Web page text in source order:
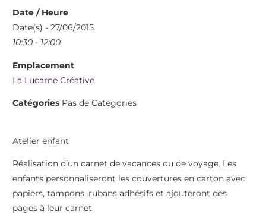
Date / Heure
Date(s) - 27/06/2015
10:30 - 12:00
Emplacement
La Lucarne Créative
Catégories Pas de Catégories
Atelier enfant
Réalisation d’un carnet de vacances ou de voyage. Les
enfants personnaliseront les couvertures en carton avec
papiers, tampons, rubans adhésifs et ajouteront des
pages à leur carnet